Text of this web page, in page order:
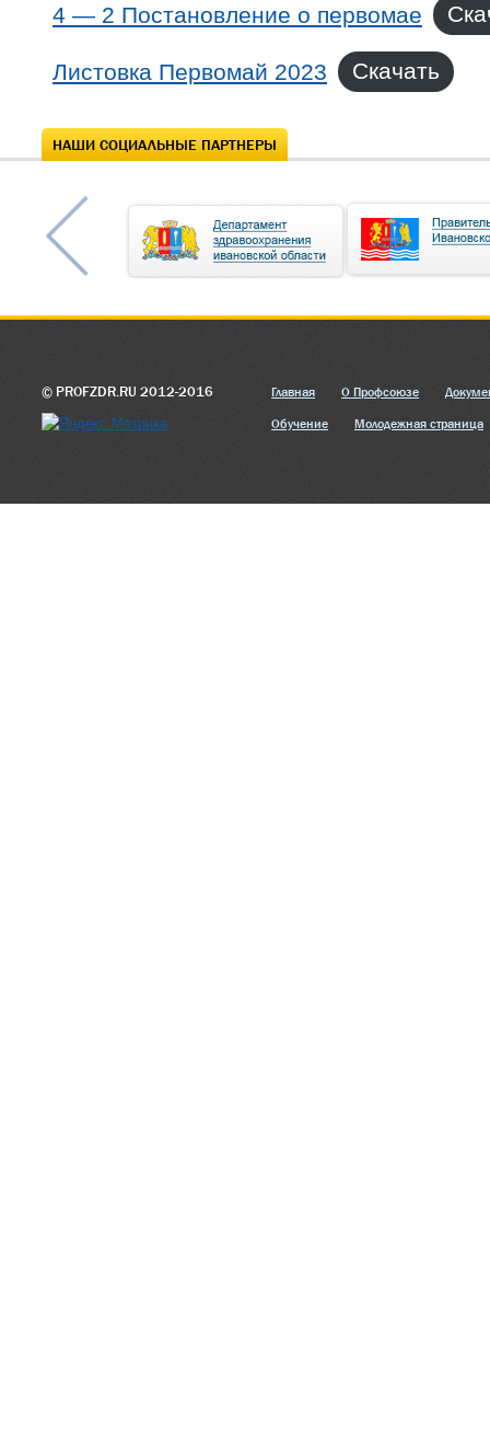
4 — 2 Постановление о первомае
Листовка Первомай 2023 Скачать
НАШИ СОЦИАЛЬНЫЕ ПАРТНЕРЫ
© PROFZDR.RU 2012-2016 Главная О Профсоюзе
Обучение Молодежная страница